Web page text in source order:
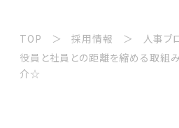
TOP 採用情報 人事ブ
役員と社員との距離を縮める取組
介☆